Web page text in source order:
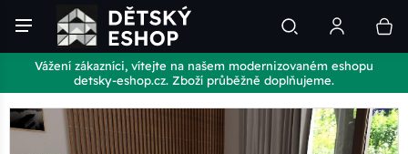
Vážení zákazníci, vítejte na našem modernizovaném eshopu
detsky-eshop.cz. Zboží průběžně doplňujeme.